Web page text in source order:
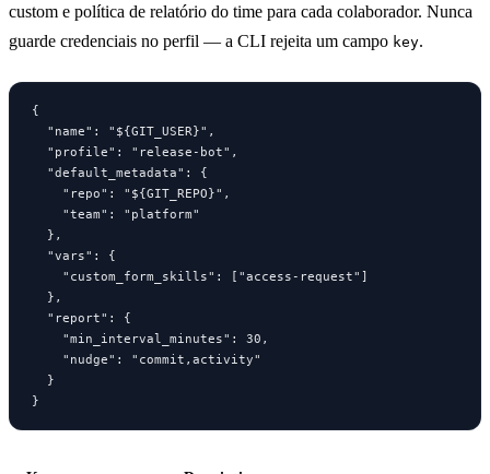
custom e política de relatório do time para cada colaborador. Nunca
guarde credenciais no perfil — a CLI rejeita um campo key.
{
  "name": "${GIT_USER}",
  "profile": "release-bot",
  "default_metadata": {
    "repo": "${GIT_REPO}",
    "team": "platform"
  },
  "vars": {
    "custom_form_skills": ["access-request"]
  },
  "report": {
    "min_interval_minutes": 30,
    "nudge": "commit,activity"
  }
}